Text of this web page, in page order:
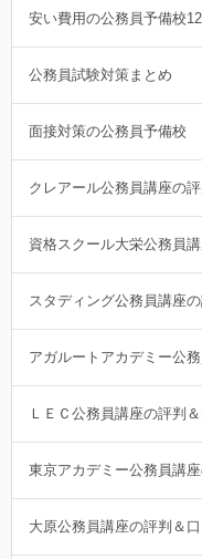
安い費用の公務員予備校
公務員試験対策まとめ
面接対策の公務員予備校
クレアール公務員講座の
資格スクール大栄公務員
スタディング公務員講座
アガルートアカデミー公
ＬＥＣ公務員講座の評判
東京アカデミー公務員講
大原公務員講座の評判＆